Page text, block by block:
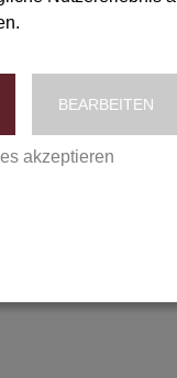
BEARBEITEN
akzeptieren